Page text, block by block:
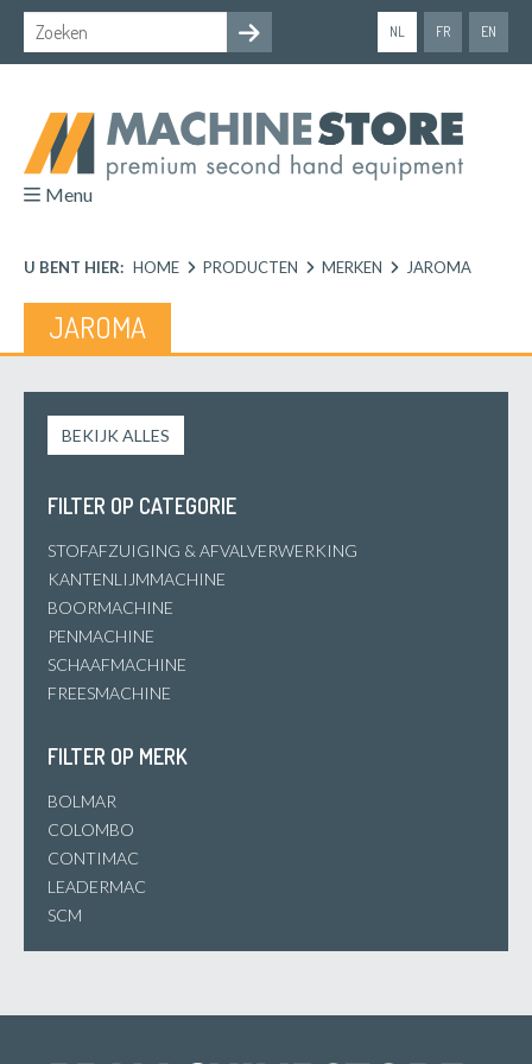
NL FR EN
Menu
U BENT HIER: HOME PRODUCTEN MERKEN JAROMA
JAROMA
BEKIJK ALLES
FILTER OP CATEGORIE
STOFAFZUIGING & AFVALVERWERKING
KANTENLIJMMACHINE
BOORMACHINE
PENMACHINE
SCHAAFMACHINE
FREESMACHINE
FILTER OP MERK
BOLMAR
COLOMBO
CONTIMAC
LEADERMAC
SCM